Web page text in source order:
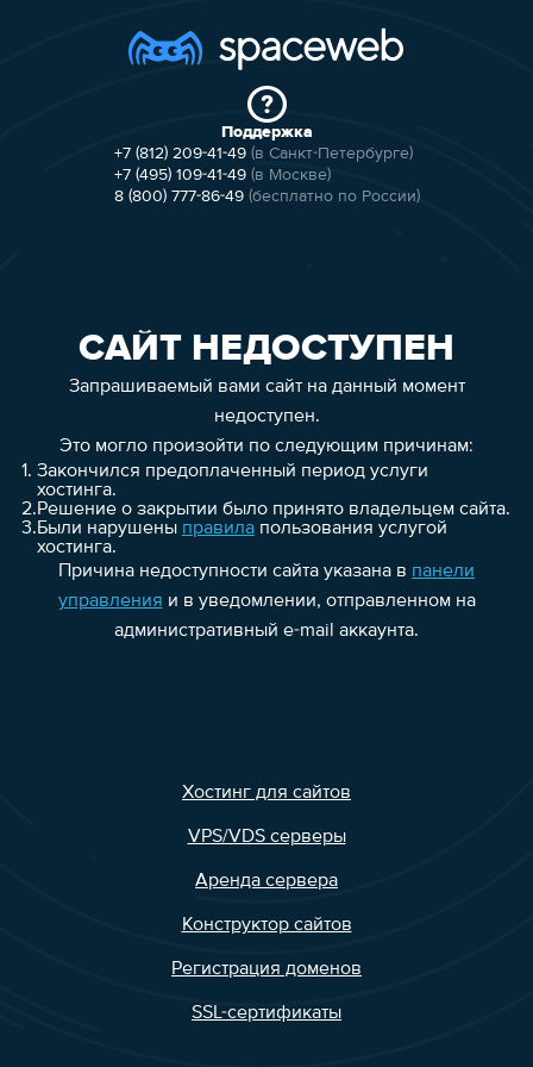
Поддержка
+7 (812) 209-41-49 (в Санкт-Петербурге)
+7 (495) 109-41-49 (в Москве)
8 (800) 777-86-49 (бесплатно по России)
САЙТ НЕДОСТУПЕН
Запрашиваемый вами сайт на данный момент
недоступен.
Это могло произойти по следующим причинам:
1. Закончился предоплаченный период услуги
хостинга.
2.Решение о закрытии было принято владельцем сайта.
3.Были нарушены правилапользования услугой
хостинга.
Причина недоступности сайта указана в панели
управления и в уведомлении, отправленном на
административный e-mail аккаунта.
Хостинг для сайтов
VPS/VDS серверы
Аренда сервера
Конструктор сайтов
Регистрация доменов
SSL-сертификаты